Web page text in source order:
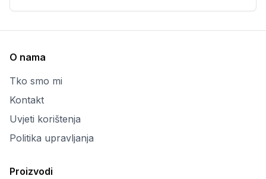
O nama
Tko smo mi
Kontakt
Uvjeti korištenja
Politika upravljanja
Proizvodi